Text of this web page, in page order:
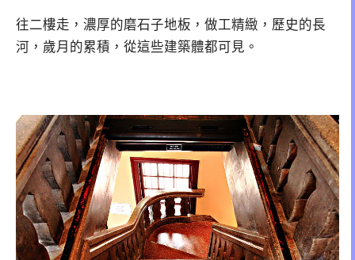
往二樓走，濃厚的磨石子地板，做工精緻，歷史的長
河，歲月的累積，從這些建築體都可見。